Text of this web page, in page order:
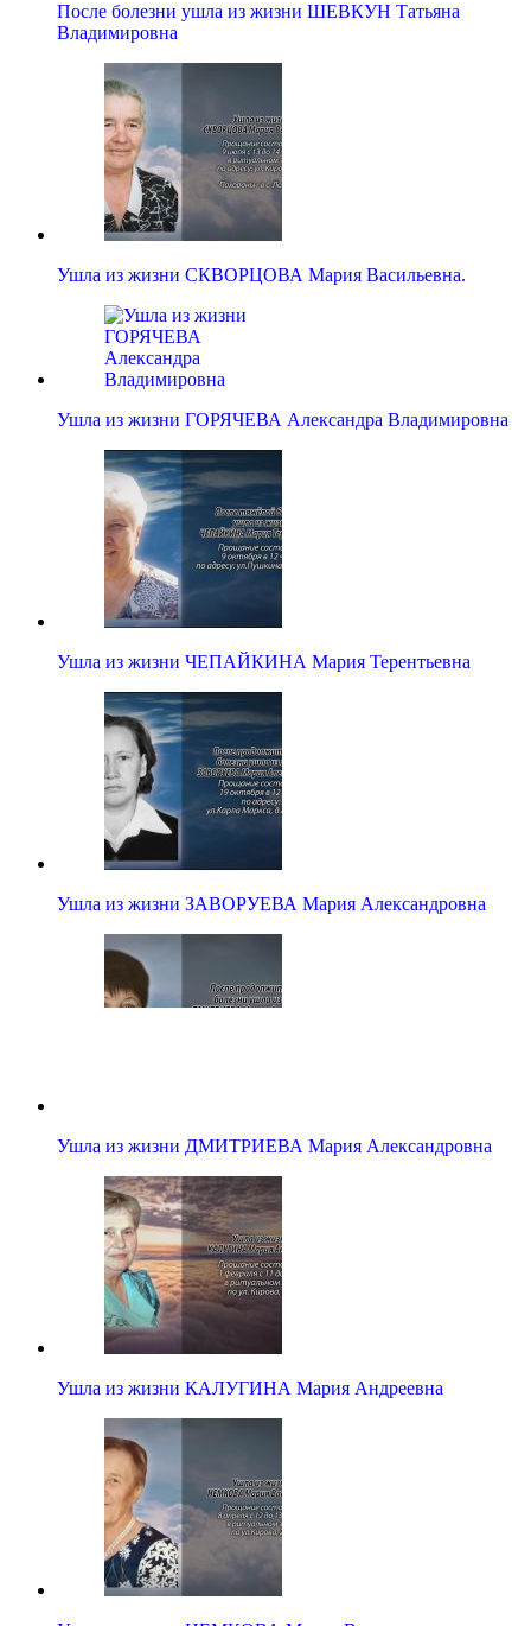
После болезни ушла из жизни ШЕВКУН Татьяна
Владимировна
Ушла из жизни СКВОРЦОВА Мария Васильевна.
Ушла из жизни ГОРЯЧЕВА Александра Владимировна
Ушла из жизни ЧЕПАЙКИНА Мария Терентьевна
Ушла из жизни ЗАВОРУЕВА Мария Александровна
Ушла из жизни ДМИТРИЕВА Мария Александровна
Ушла из жизни КАЛУГИНА Мария Андреевна